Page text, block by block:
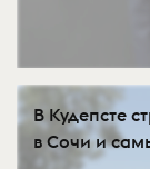
В Кудепсте
в Сочи и